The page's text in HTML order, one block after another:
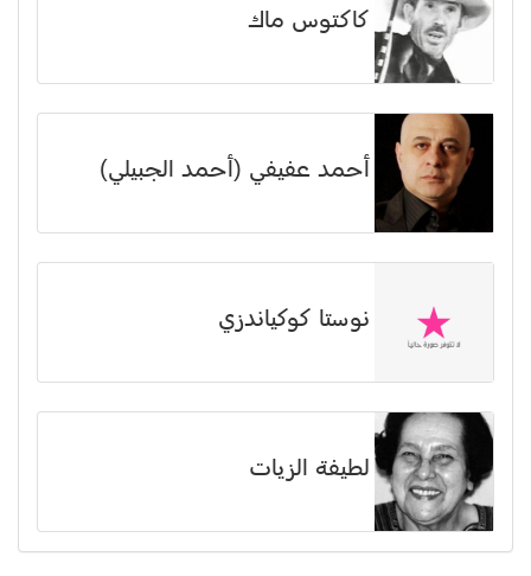
كاكتوس ماك
أحمد عفيفي (أحمد الجبيلي)
نوستا كوكياندزي
لطيفة الزيات